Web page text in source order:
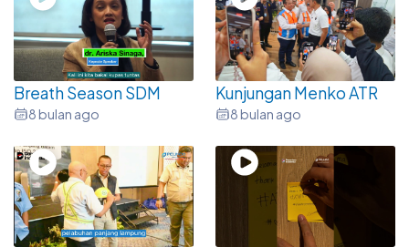
Breath Season SDM
8 bulan ago
Kunjungan Menko ATR
8 bulan ago